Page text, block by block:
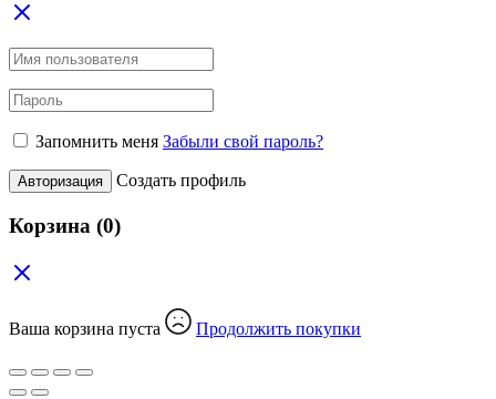
Запомнить меня Забыли свой пароль?
Авторизация Создать профиль
Корзина (0)
Ваша корзина пуста Продолжить покупки